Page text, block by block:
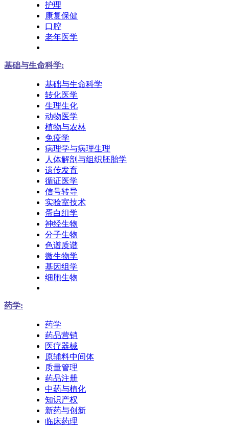
护理
康复保健
口腔
老年医学
基础与生命科学:
基础与生命科学
转化医学
生理生化
动物医学
植物与农林
免疫学
病理学与病理生理
人体解剖与组织胚胎学
遗传发育
循证医学
信号转导
实验室技术
蛋白组学
神经生物
分子生物
色谱质谱
微生物学
基因组学
细胞生物
药学:
药学
药品营销
医疗器械
原辅料中间体
质量管理
药品注册
中药与植化
知识产权
新药与创新
临床药理